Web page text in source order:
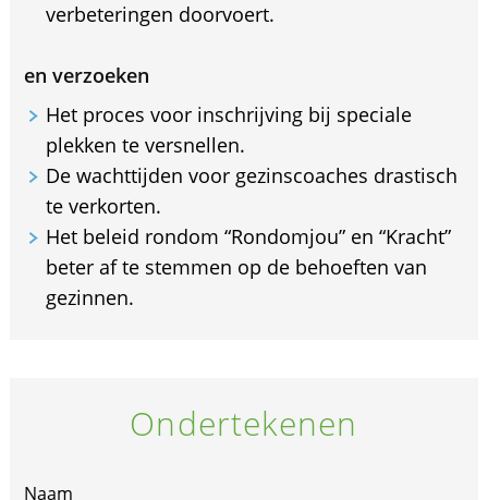
verbeteringen doorvoert.
en verzoeken
Het proces voor inschrijving bij speciale
plekken te versnellen.
De wachttijden voor gezinscoaches drastisch
te verkorten.
Het beleid rondom “Rondomjou” en “Kracht”
beter af te stemmen op de behoeften van
gezinnen.
Ondertekenen
Naam